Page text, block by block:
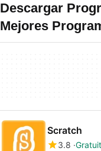
Descargar
Mejores
Scratch
3.8